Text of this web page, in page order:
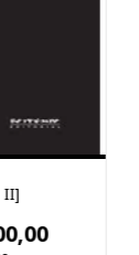
II]